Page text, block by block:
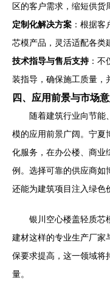
区的客户需求，缩短供货
定制化解决方案 ：根据
芯模产品，灵活适配各类
技术指导与售后支持：不
装指导，确保施工质量，
四、应用前景与市场
随着建筑行业向节能
模的应用前景广阔。宁夏
化服务，在办公楼、商业
例。选择可靠的供应商如
还能为建筑项目注入绿色
银川空心楼盖轻质芯
建材这样的专业生产厂家
保要求提高，这一领域将
量。